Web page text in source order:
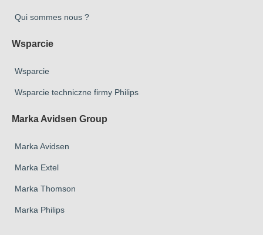
Qui sommes nous ?
Wsparcie
Wsparcie
Wsparcie techniczne firmy Philips
Marka Avidsen Group
Marka Avidsen
Marka Extel
Marka Thomson
Marka Philips